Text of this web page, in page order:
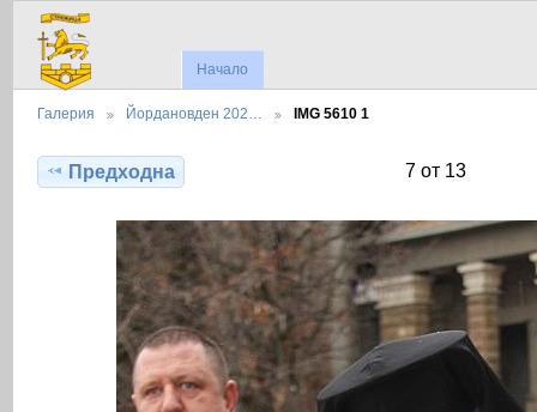
Начало
Галерия Йордановден 202… IMG 5610 1
Предходна 7 от 13